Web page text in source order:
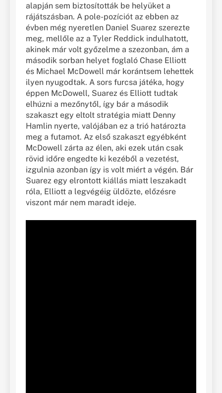
alapján sem biztosították be helyüket a
rájátszásban. A pole-pozíciót az ebben az
évben még nyeretlen Daniel Suarez szerezte
meg, mellőle az a Tyler Reddick indulhatott,
akinek már volt győzelme a szezonban, ám a
második sorban helyet foglaló Chase Elliott
és Michael McDowell már korántsem lehettek
ilyen nyugodtak. A sors furcsa játéka, hogy
éppen McDowell, Suarez és Elliott tudtak
elhúzni a mezőnytől, így bár a második
szakaszt egy eltolt stratégia miatt Denny
Hamlin nyerte, valójában ez a trió határozta
meg a futamot. Az első szakaszt egyébként
McDowell zárta az élen, aki ezek után csak
rövid időre engedte ki kezéből a vezetést,
izgulnia azonban így is volt miért a végén. Bár
Suarez egy elrontott kiállás miatt leszakadt
róla, Elliott a legvégéig üldözte, előzésre
viszont már nem maradt ideje.